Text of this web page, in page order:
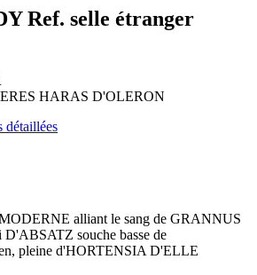
Ref. selle étranger
HARAS D'OLERON
détaillées
alliant le sang de GRANNUS
souche basse de
pleine d'HORTENSIA D'ELLE